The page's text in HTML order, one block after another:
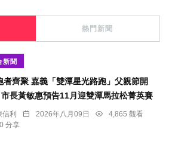
熱門新聞
新聞
者齊聚 嘉義「雙潭星光路跑」父親節開
長黃敏惠預告11月迎雙潭馬拉松菁英賽
信利 2026年八月09日
4,865 觀看
分享